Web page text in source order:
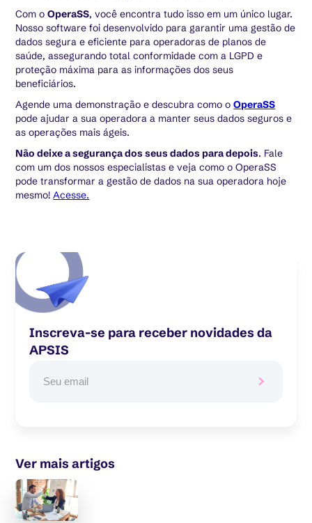
Com oOperaSS, você encontra tudo isso em um único lugar.
Nosso software foi desenvolvido para garantir uma gestão de
dados segura e eficiente para operadoras de planos de
saúde, assegurando total conformidade com a LGPD e
proteção máxima para as informações dos seus
beneficiários.
Agende uma demonstração e descubra como oOperaSS
pode ajudar a sua operadora a manter seus dados seguros e
as operações mais ágeis.
Não deixe a segurança dos seus dados para depois. Fale
com um dos nossos especialistas e veja como o OperaSS
pode transformar a gestão de dados na sua operadora hoje
mesmo!Acesse.
Inscreva-se para receber novidades da
APSIS
Ver mais artigos